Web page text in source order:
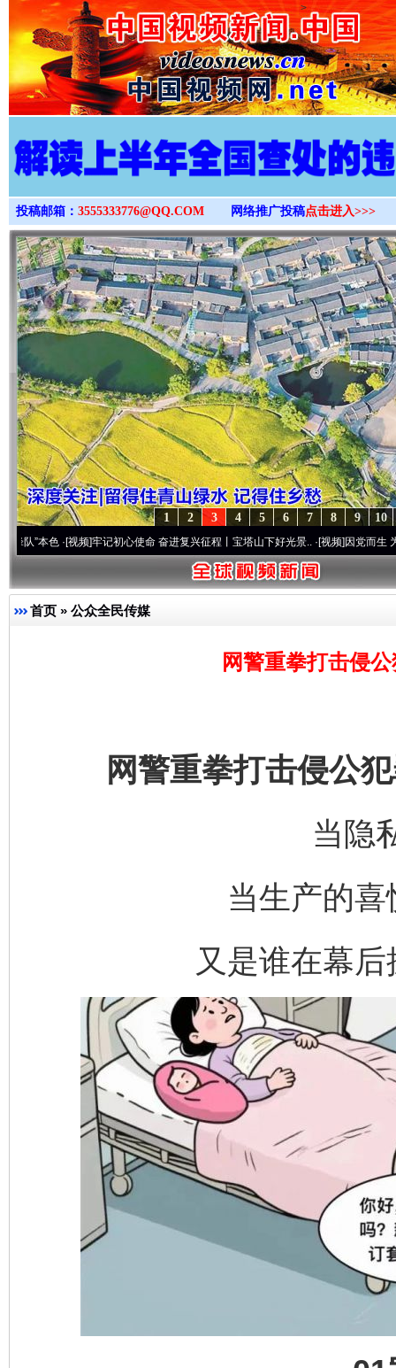
>
投稿邮箱： 3555333776@QQ.COM 网络推广投稿点击进入>>>
10
9
8
7
6
5
4
3
2
1
·[视频]牢记初心使命 奋进复兴征程丨宝塔山下好光景..·[视频]因党而生 为党而战——
首页 » 公众全民传媒
网警重拳打击侵
网警重拳打击侵公犯
当隐
当生产的
又是谁在幕